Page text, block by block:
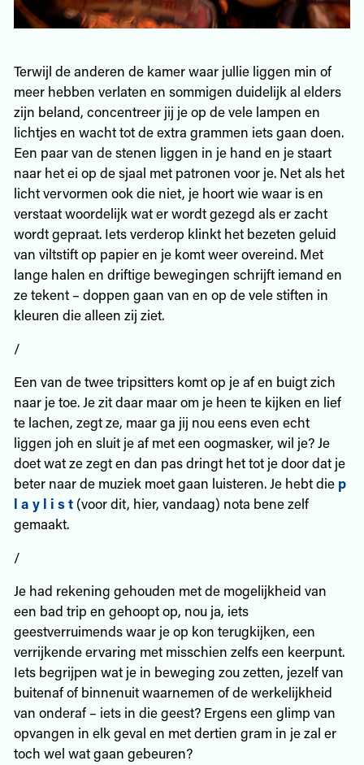
Terwijl de anderen de kamer waar jullie liggen min of
meer hebben verlaten en sommigen duidelijk al elders
zijn beland, concentreer jij je op de vele lampen en
lichtjes en wacht tot de extra grammen iets gaan doen.
Een paar van de stenen liggen in je hand en je staart
naar het ei op de sjaal met patronen voor je. Net als het
licht vervormen ook die niet, je hoort wie waar is en
verstaat woordelijk wat er wordt gezegd als er zacht
wordt gepraat. Iets verderop klinkt het bezeten geluid
van viltstift op papier en je komt weer overeind. Met
lange halen en driftige bewegingen schrijft iemand en
ze tekent – doppen gaan van en op de vele stiften in
kleuren die alleen zij ziet.
/
Een van de twee tripsitters komt op je af en buigt zich
naar je toe. Je zit daar maar om je heen te kijken en lief
te lachen, zegt ze, maar ga jij nou eens even echt
liggen joh en sluit je af met een oogmasker, wil je? Je
doet wat ze zegt en dan pas dringt het tot je door dat je
beter naar de muziek moet gaan luisteren. Je hebt die p
l a y l i s t(voor dit, hier, vandaag) nota bene zelf
gemaakt.
/
Je had rekening gehouden met de mogelijkheid van
een bad trip en gehoopt op, nou ja, iets
geestverruimends waar je op kon terugkijken, een
verrijkende ervaring met misschien zelfs een keerpunt.
Iets begrijpen wat je in beweging zou zetten, jezelf van
buitenaf of binnenuit waarnemen of de werkelijkheid
van onderaf – iets in die geest? Ergens een glimp van
opvangen in elk geval en met dertien gram in je zal er
toch wel wat gaan gebeuren?